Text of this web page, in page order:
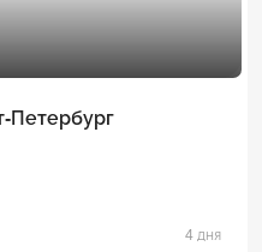
Петербург
4 дня